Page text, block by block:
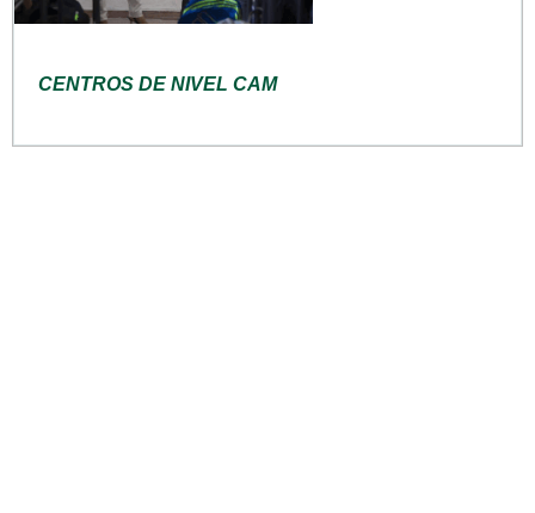
CENTROS DE NIVEL CAM